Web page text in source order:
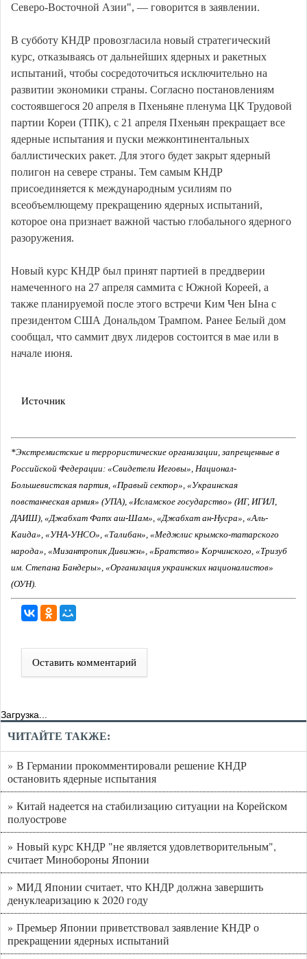
Северо-Восточной Азии", — говорится в заявлении.
В субботу КНДР провозгласила новый стратегический
курс, отказываясь от дальнейших ядерных и ракетных
испытаний, чтобы сосредоточиться исключительно на
развитии экономики страны. Согласно постановлениям
состоявшегося 20 апреля в Пхеньяне пленума ЦК Трудовой
партии Кореи (ТПК), с 21 апреля Пхеньян прекращает все
ядерные испытания и пуски межконтинентальных
баллистических ракет. Для этого будет закрыт ядерный
полигон на севере страны. Тем самым КНДР
присоединяется к международным усилиям по
всеобъемлющему прекращению ядерных испытаний,
которое она признает важной частью глобального ядерного
разоружения.
Новый курс КНДР был принят партией в преддверии
намеченного на 27 апреля саммита с Южной Кореей, а
также планируемой после этого встречи Ким Чен Ына с
президентом США Дональдом Трампом. Ранее Белый дом
сообщал, что саммит двух лидеров состоится в мае или в
начале июня.
Источник
*Экстремистские и террористические организации, запрещенные в
Российской Федерации: «Свидетели Иеговы», Национал-
Большевистская партия, «Правый сектор», «Украинская
повстанческая армия» (УПА), «Исламское государство» (ИГ, ИГИЛ,
ДАИШ), «Джабхат Фатх аш-Шам», «Джабхат ан-Нусра», «Аль-
Каида», «УНА-УНСО», «Талибан», «Меджлис крымско-татарского
народа», «Мизантропик Дивижн», «Братство» Корчинского, «Тризуб
им. Степана Бандеры», «Организация украинских националистов»
(ОУН).
Оставить комментарий
Загрузка...
ЧИТАЙТЕ ТАКЖЕ:
» В Германии прокомментировали решение КНДР
остановить ядерные испытания
» Китай надеется на стабилизацию ситуации на Корейском
полуострове
» Новый курс КНДР "не является удовлетворительным",
считает Минобороны Японии
» МИД Японии считает, что КНДР должна завершить
денуклеаризацию к 2020 году
» Премьер Японии приветствовал заявление КНДР о
прекращении ядерных испытаний